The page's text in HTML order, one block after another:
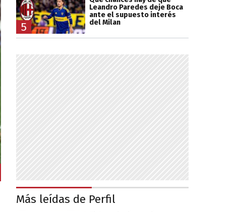
5
Leandro Paredes deje Boca
ante el supuesto interés
del Milan
Más leídas de Perfil